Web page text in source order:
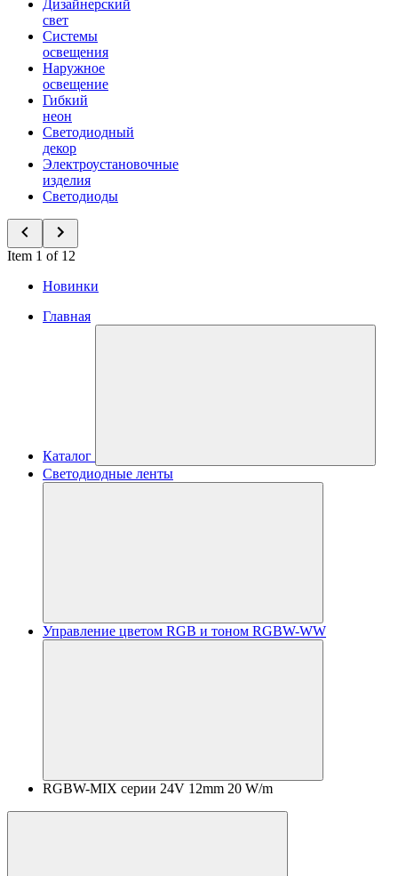
Дизайнерский
свет
Системы
освещения
Наружное
освещение
Гибкий
неон
Светодиодный
декор
Электроустановочные
изделия
Светодиоды
Item 1 of 12
Новинки
Главная
Каталог
Светодиодные ленты
Управление цветом RGB и тоном RGBW-WW
RGBW-MIX серии 24V 12mm 20 W/m